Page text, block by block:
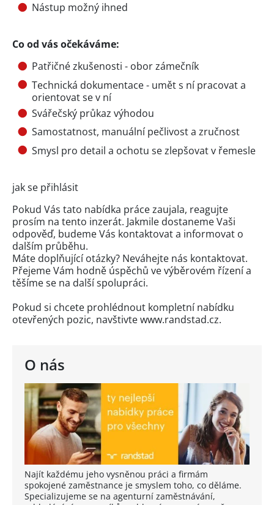
O nás
Najít každému jeho vysněnou práci a firmám
spokojené zaměstnance je smyslem toho, co děláme.
Specializujeme se na agenturní zaměstnávání,
Nástup možný ihned
Co od vás očekáváme:
Patřičné zkušenosti - obor zámečník
Technická dokumentace - umět s ní pracovat a
orientovat se v ní
Svářečský průkaz výhodou
Samostatnost, manuální pečlivost a zručnost
Smysl pro detail a ochotu se zlepšovat v řemesle
jak se přihlásit
Pokud Vás tato nabídka práce zaujala, reagujte
prosím na tento inzerát. Jakmile dostaneme Vaši
odpověď, budeme Vás kontaktovat a informovat o
dalším průběhu.
Máte doplňující otázky? Neváhejte nás kontaktovat.
Přejeme Vám hodně úspěchů ve výběrovém řízení a
těšíme se na další spolupráci.
Pokud si chcete prohlédnout kompletní nabídku
otevřených pozic, navštivte www.randstad.cz.